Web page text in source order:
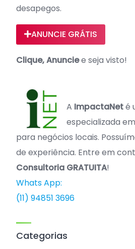
desapegos.
ANUNCIE GRÁTIS
Clique, Anunciee seja visto!
A ImpactaNeté
especializada em
para negócios locais.
de experiência. Entre em
Consultoria GRATUITA!
Whats App:
(11) 94851 3696
Categorias